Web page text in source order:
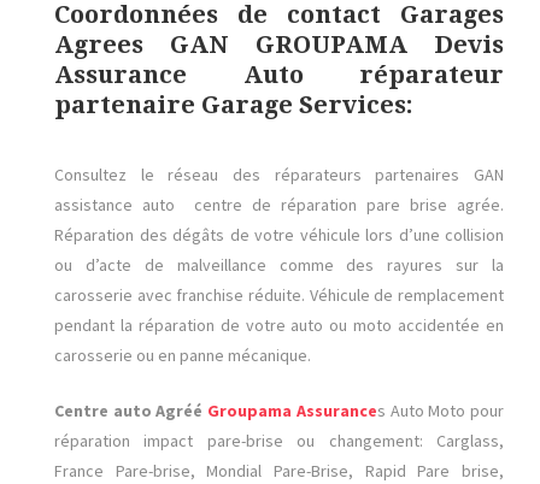
Coordonnées de contact Garages
Agrees GAN GROUPAMA Devis
Assurance Auto réparateur
partenaire Garage Services:
Consultez le réseau des réparateurs partenaires GAN
assistance auto
centre de réparation pare brise agrée.
Réparation des dégâts de votre véhicule lors d’une collision
ou d’acte de malveillance comme des rayures sur la
carosserie avec franchise réduite. Véhicule de remplacement
pendant la réparation de votre auto ou moto accidentée en
carosserie ou en panne mécanique.
Centre auto Agréé Groupama Assurances Auto Moto pour
réparation impact pare-brise ou changement: Carglass,
France Pare-brise, Mondial Pare-Brise, Rapid Pare brise,